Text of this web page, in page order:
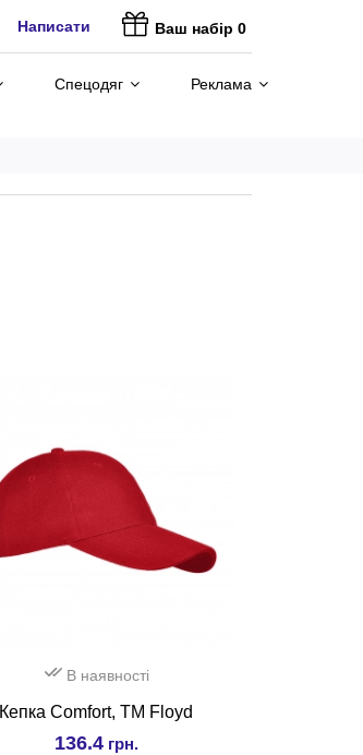
Написати Ваш набір 0
Спецодяг Реклама
В наявності
Кепка Comfort, TM Floyd
136.4 грн.